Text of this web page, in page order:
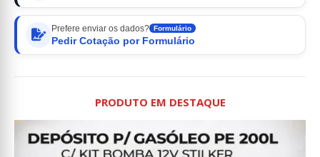
Prefere enviar os dados? Formulário
Pedir Cotação por Formulário
PRODUTO EM DESTAQUE